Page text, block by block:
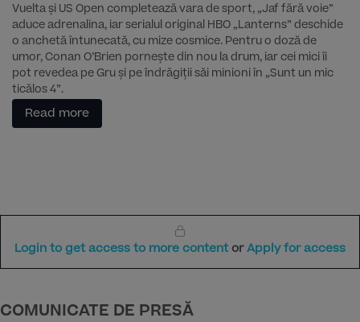
Vuelta și US Open completează vara de sport, „Jaf fără voie”
aduce adrenalina, iar serialul original HBO „Lanterns” deschide
o anchetă întunecată, cu mize cosmice. Pentru o doză de
umor, Conan O’Brien pornește din nou la drum, iar cei mici îi
pot revedea pe Gru și pe îndrăgiții săi minioni în „Sunt un mic
ticălos 4”.
Read more
Login to get access to more content or Apply for access
COMUNICATE DE PRESĂ